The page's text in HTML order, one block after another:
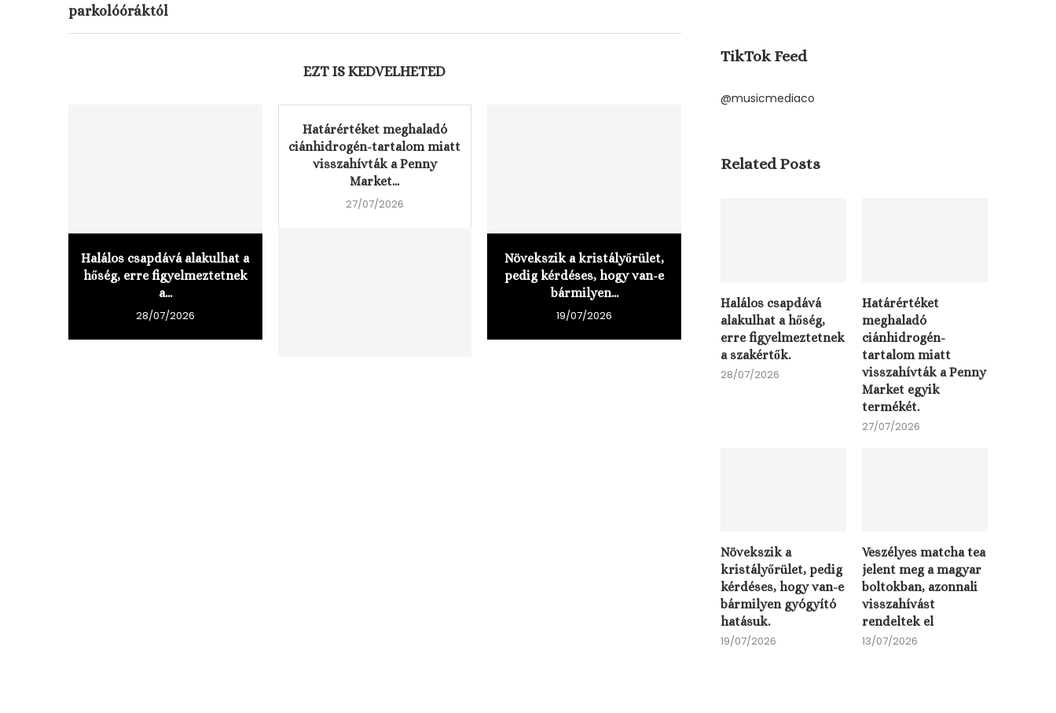
parkolóóráktól
EZT IS KEDVELHETED
Halálos csapdává alakulhat a
hőség, erre figyelmeztetnek
a...
28/07/2026
Határértéket meghaladó
ciánhidrogén-tartalom miatt
visszahívták a Penny
Market...
27/07/2026
Növekszik a kristályőrület,
pedig kérdéses, hogy van-e
bármilyen...
19/07/2026
TikTok Feed
@musicmediaco
Related Posts
Halálos csapdává
alakulhat a hőség,
erre figyelmeztetnek
a szakértők.
28/07/2026
Határértéket
meghaladó
ciánhidrogén-
tartalom miatt
visszahívták a Penny
Market egyik
termékét.
27/07/2026
Növekszik a
kristályőrület, pedig
kérdéses, hogy van-e
bármilyen gyógyító
hatásuk.
19/07/2026
Veszélyes matcha tea
jelent meg a magyar
boltokban, azonnali
visszahívást
rendeltek el
13/07/2026